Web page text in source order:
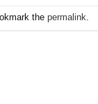
the permalink.